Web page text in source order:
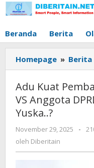
Lewati
ke
Beranda Berita
Homepage » Berita
Adu Kuat
VS Anggota
Yuska..?
November 29, 2025
oleh
-
oleh Diberitain